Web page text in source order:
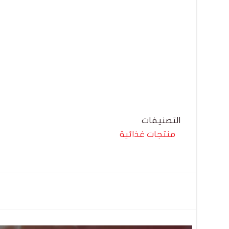
التصنيفات
منتجات غذائية